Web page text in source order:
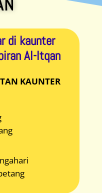
di kaunter
Al-Itqan
KAUNTER